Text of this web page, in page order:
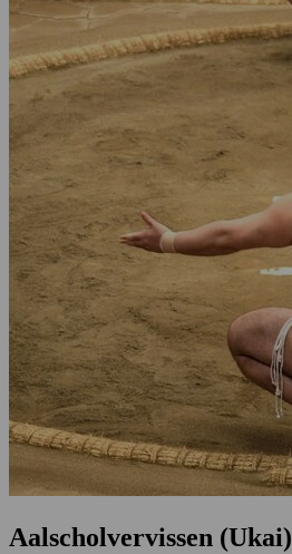
Aalscholvervissen (Ukai)